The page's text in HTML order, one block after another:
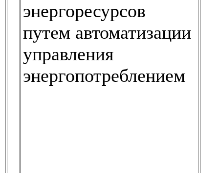
энергоресурсов
путем автоматизации
управления
энергопотреблением